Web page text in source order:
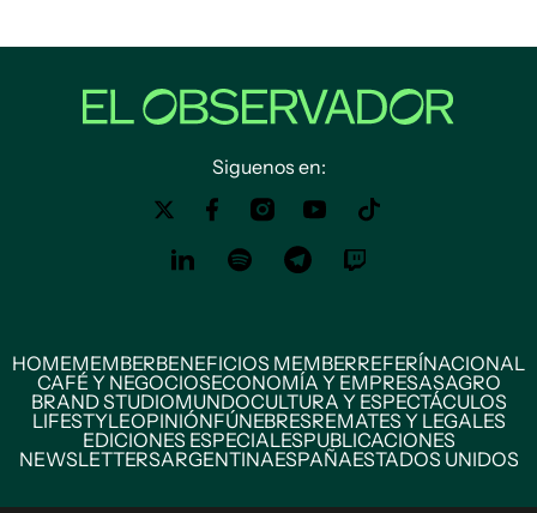
Siguenos en:
HOMEMEMBERBENEFICIOS MEMBERREFERÍNACIONAL
CAFÉ Y NEGOCIOSECONOMÍA Y EMPRESASAGRO
BRAND STUDIOMUNDOCULTURA Y ESPECTÁCULOS
LIFESTYLEOPINIÓNFÚNEBRESREMATES Y LEGALES
EDICIONES ESPECIALESPUBLICACIONES
NEWSLETTERSARGENTINAESPAÑAESTADOS UNIDOS